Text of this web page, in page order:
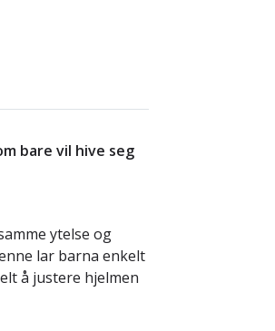
bare vil hive seg
ytelse og
lar barna enkelt
å justere hjelmen